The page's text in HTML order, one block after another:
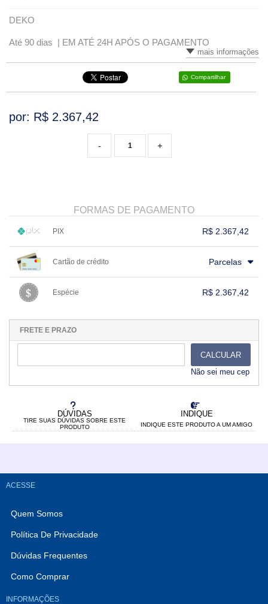
VARIADOS
DEKO
Até 90 dias | EM ATÉ 24H APÓS O PAGAMENTO
mais informações
Compartilhar
DÚVIDAS
TIRE SUAS DÚVIDAS SOBRE ESTE
PRODUTO
INDIQUE
INDIQUE ESTE PRODUTO A UM AMIGO
por: R$ 2.367,42
+
-
FORMAS DE PAGAMENTO
PIX R$ 2.367,42
..
Cartão de crédito Parcelas
...
Espécie R$ 2.367,42
..
...
FRETE E PRAZO
CALCULAR
Não sei meu cep
ACESSE
Quem Somos
Política De Privacidade
Dúvidas Frequentes
Como Comprar
INFORMAÇÕES